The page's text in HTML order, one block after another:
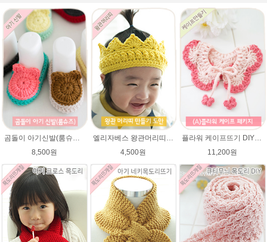
곰돌이 아기신발(룸슈즈)★45울라인 뜨개실 코바늘뜨기 태교뜨개질 손뜨개
8,500원
엘리자베스 왕관머리띠★45울라인 태교뜨개질 손뜨개
4,500원
플라워 케이프뜨기 DIY패키지 ★에이미울 뜨개실2타래+무료도안) / 손뜨개케이프 / 베이비 케이프 / 아기 케이프
11,200원